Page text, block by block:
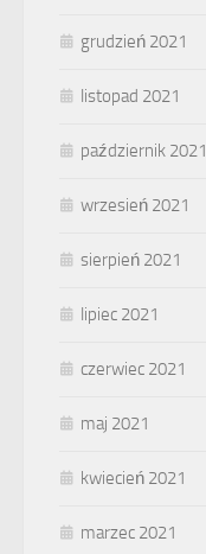
grudzień 2021
listopad 2021
październik 2021
wrzesień 2021
sierpień 2021
lipiec 2021
czerwiec 2021
maj 2021
kwiecień 2021
marzec 2021